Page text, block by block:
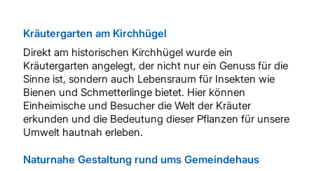
Kräutergarten am Kirchhügel
Direkt am historischen Kirchhügel wurde ein
Kräutergarten angelegt, der nicht nur ein Genuss für die
Sinne ist, sondern auch Lebensraum für Insekten wie
Bienen und Schmetterlinge bietet. Hier können
Einheimische und Besucher die Welt der Kräuter
erkunden und die Bedeutung dieser Pflanzen für unsere
Umwelt hautnah erleben.
Naturnahe Gestaltung rund ums Gemeindehaus